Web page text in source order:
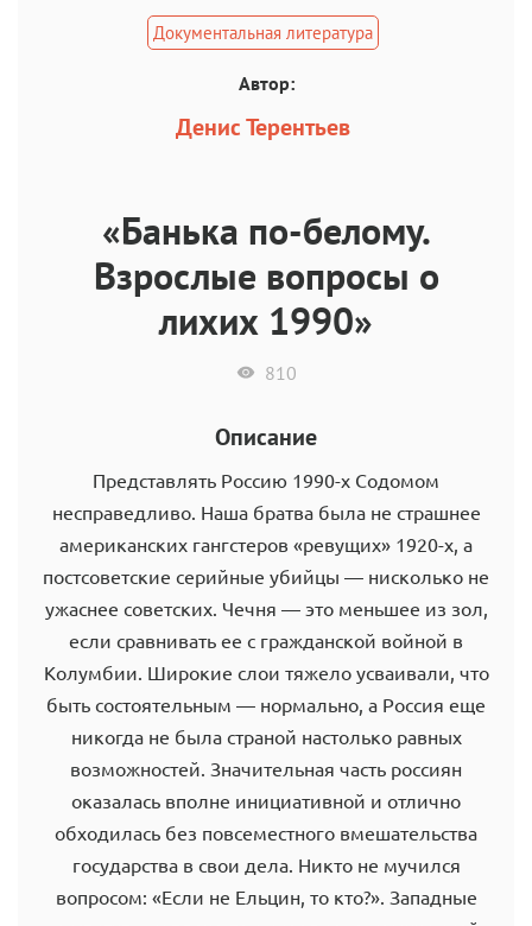
Документальная литература
Автор:
Денис Терентьев
«Банька по-белому.
Взрослые вопросы о
лихих 1990»
810
Описание
Представлять Россию 1990-х Содомом
несправедливо. Наша братва была не страшнее
американских гангстеров «ревущих» 1920-х, а
постсоветские серийные убийцы — нисколько не
ужаснее советских. Чечня — это меньшее из зол,
если сравнивать ее с гражданской войной в
Колумбии. Широкие слои тяжело усваивали, что
быть состоятельным — нормально, а Россия еще
никогда не была страной настолько равных
возможностей. Значительная часть россиян
оказалась вполне инициативной и отлично
обходилась без повсеместного вмешательства
государства в свои дела. Никто не мучился
вопросом: «Если не Ельцин, то кто?». Западные